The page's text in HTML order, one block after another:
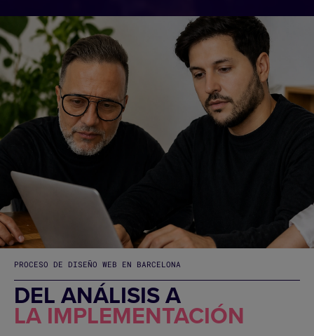
PROCESO DE DISEÑO WEB EN BARCELONA
DEL ANÁLISIS A
LA IMPLEMENTACIÓN